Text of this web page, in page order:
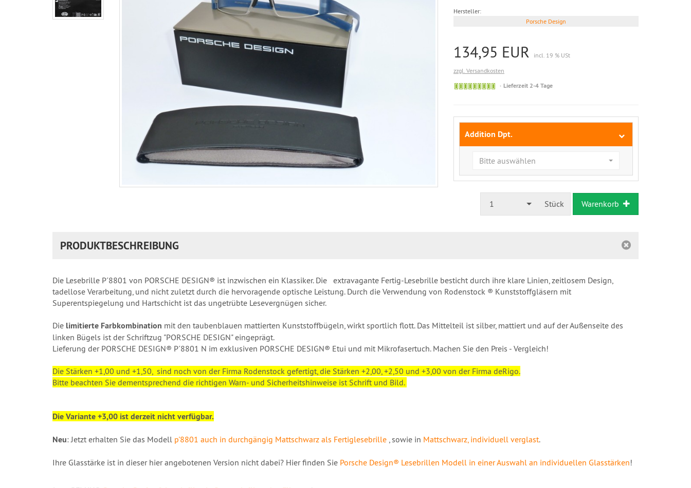
Hersteller:
Porsche Design
134,95 EUR
incl. 19 % USt
zzgl. Versandkosten
Kurzfristig
Lieferzeit 2-4 Tage
Addition Dpt.
Bitte auswählen
1 Stück Warenkorb
PRODUKTBESCHREIBUNG
Die Lesebrille P´8801 von PORSCHE DESIGN® ist inzwischen ein Klassiker. Die extravagante Fertig-Lesebrille besticht durch ihre klare Linien, zeitlosem Design,
tadellose Verarbeitung, und nicht zuletzt durch die hervoragende optische Leistung. Durch die Verwendung von Rodenstock ® Kunststoffgläsern mit
Superentspiegelung und Hartschicht ist das ungetrübte Lesevergnügen sicher.
Die limitierte Farbkombination mit den taubenblauen mattierten Kunststoffbügeln, wirkt sportlich flott. Das Mittelteil ist silber, mattiert und auf der Außenseite des
linken Bügels ist der Schriftzug "PORSCHE DESIGN" eingeprägt.
Lieferung der PORSCHE DESIGN® P´8801 N im exklusiven PORSCHE DESIGN® Etui und mit Mikrofasertuch. Machen Sie den Preis - Vergleich!
Die Stärken +1,00 und +1,50, sind noch von der Firma Rodenstock gefertigt, die Stärken +2,00, +2,50 und +3,00 von der Firma deRigo.
Bitte beachten Sie dementsprechend die richtigen Warn- und Sicherheitshinweise ist Schrift und Bild.
Die Variante +3,00 ist derzeit nicht verfügbar.
Neu: Jetzt erhalten Sie das Modell p'8801 auch in durchgängig Mattschwarz als Fertiglesebrille , sowie in Mattschwarz, individuell verglast.
Ihre Glasstärke ist in dieser hier angebotenen Version nicht dabei? Hier finden Sie Porsche Design® Lesebrillen Modell in einer Auswahl an individuellen Glasstärken!